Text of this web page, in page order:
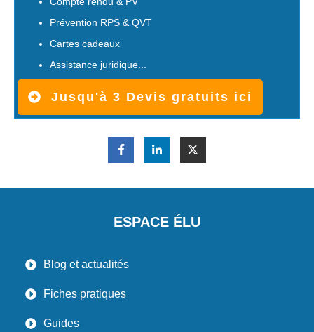
Prévention RPS & QVT
Cartes cadeaux
Assistance juridique...
Jusqu'à 3 Devis gratuits ici
ESPACE ÉLU
Blog et actualités
Fiches pratiques
Guides